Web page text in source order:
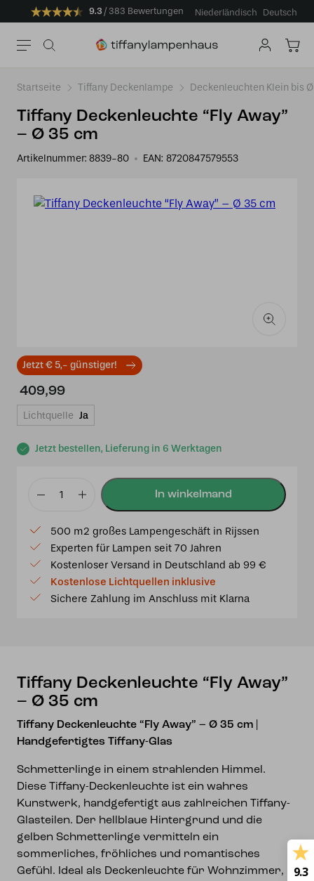
9.3 383 Bewertungen Niederländisch Deutsch
Startseite Tiffany Deckenlampe Deckenleuchten Klein bis
Tiffany Deckenleuchte “Fly Away”
– Ø 35 cm
Artikelnummer: 8839-80 EAN: 8720847579553
Jetzt € 5,- günstiger!
Jetzt bestellen, Lieferung in 6 Werktagen
409,99
Lichtquelle Ja
Tiffany
“Fly
Away”
–
Ø
35
500 m2 großes Lampengeschäft in Rijssen
Experten für Lampen seit 70 Jahren
Kostenloser Versand in Deutschland ab 99 €
Kostenlose Lichtquellen inklusive
Sichere Zahlung im Anschluss mit Klarna
Tiffany Deckenleuchte “Fly Away”
– Ø 35 cm
Tiffany Deckenleuchte “Fly Away” – Ø 35 cm |
Handgefertigtes Tiffany-Glas
Schmetterlinge in einem strahlenden Himmel.
Diese Tiffany-Deckenleuchte ist ein wahres
Kunstwerk, handgefertigt aus zahlreichen Tiffany-
Glasteilen. Der hellblaue Hintergrund und die
gelben Schmetterlinge vermitteln ein
sommerliches, fröhliches und romantisches
Gefühl. Ideal als Deckenleuchte für Wohnzimmer,
9.3